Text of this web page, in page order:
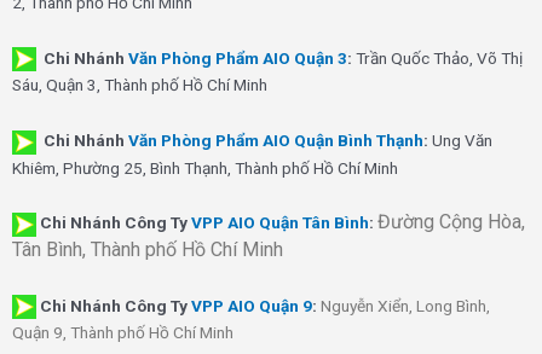
Chi Nhánh Văn Phòng Phẩm AIO Quận 3: Trần Quốc Thảo, Võ Thị
Sáu, Quận 3, Thành phố Hồ Chí Minh
Chi Nhánh Văn Phòng Phẩm AIO Quận Bình Thạnh: Ung Văn
Khiêm, Phường 25, Bình Thạnh, Thành phố Hồ Chí Minh
Chi Nhánh Công TyVPP AIO Quận Tân Bình: Đường Cộng Hòa,
Tân Bình, Thành phố Hồ Chí Minh
Chi Nhánh Công TyVPP AIO Quận 9: Nguyễn Xiển, Long Bình,
Quận 9, Thành phố Hồ Chí Minh